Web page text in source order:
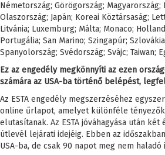
Németország; Görögország;
Olaszország; Japán; Koreai Köztársaság;
Litvánia; Luxemburg; Málta; Monaco;
Portugália; San Marino; Szingapúr;
Spanyolország; Svédország; Svájc; Taiwan;
Ez az engedély megkönnyíti az ezen
számára az USA-ba történő belépést,
Az ESTA engedély megszerzéséhez
online űrlapot, amelyet különféle tényezők
elutasítanak. Az ESTA jóváhagyása után két
útlevél lejárati idejéig. Ebben az
USA-ba, de csak 90 napot meg nem haladó